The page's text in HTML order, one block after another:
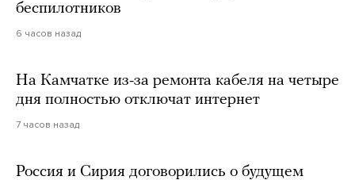
беспилотников
6 часов назад
На Камчатке из-за ремонта кабеля на четыре
дня полностью отключат интернет
7 часов назад
Россия и Сирия договорились о будущем